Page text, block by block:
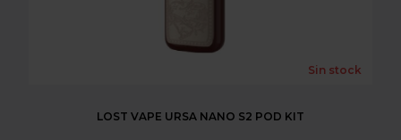
Sin stock
LOST VAPE URSA NANO S2 POD KIT